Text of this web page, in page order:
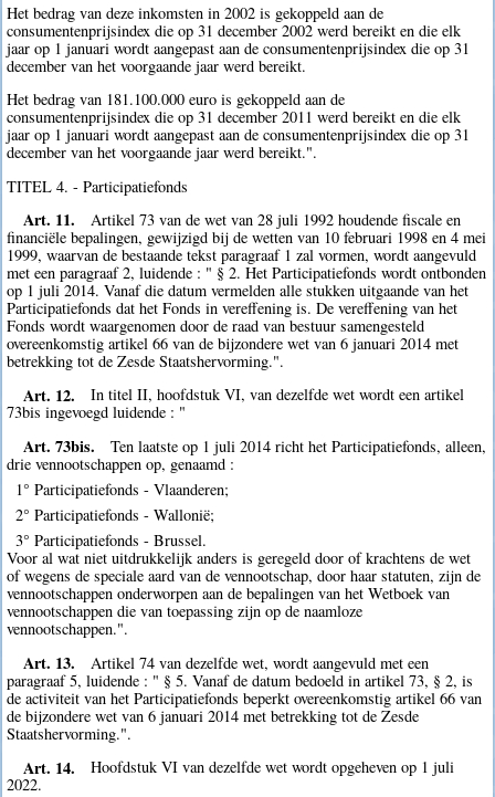
Het bedrag van deze inkomsten in 2002 is gekoppeld aan de
consumentenprijsindex die op 31 december 2002 werd bereikt en die elk
jaar op 1 januari wordt aangepast aan de consumentenprijsindex die op 31
december van het voorgaande jaar werd bereikt.
Het bedrag van 181.100.000 euro is gekoppeld aan de
consumentenprijsindex die op 31 december 2011 werd bereikt en die elk
jaar op 1 januari wordt aangepast aan de consumentenprijsindex die op 31
december van het voorgaande jaar werd bereikt.".
TITEL 4. - Participatiefonds
Art. 11.
Artikel 73 van de wet van 28 juli 1992 houdende fiscale en
financiële bepalingen, gewijzigd bij de wetten van 10 februari 1998 en 4 mei
1999, waarvan de bestaande tekst paragraaf 1 zal vormen, wordt aangevuld
met een paragraaf 2, luidende : " § 2. Het Participatiefonds wordt ontbonden
op 1 juli 2014. Vanaf die datum vermelden alle stukken uitgaande van het
Participatiefonds dat het Fonds in vereffening is. De vereffening van het
Fonds wordt waargenomen door de raad van bestuur samengesteld
overeenkomstig artikel 66 van de bijzondere wet van 6 januari 2014 met
betrekking tot de Zesde Staatshervorming.".
Art. 12.
In titel II, hoofdstuk VI, van dezelfde wet wordt een artikel
73bis ingevoegd luidende : "
Art. 73bis.
Ten laatste op 1 juli 2014 richt het Participatiefonds, alleen,
drie vennootschappen op, genaamd :
1° Participatiefonds - Vlaanderen;
2° Participatiefonds - Wallonië;
3° Participatiefonds - Brussel.
Voor al wat niet uitdrukkelijk anders is geregeld door of krachtens de wet
of wegens de speciale aard van de vennootschap, door haar statuten, zijn de
vennootschappen onderworpen aan de bepalingen van het Wetboek van
vennootschappen die van toepassing zijn op de naamloze
vennootschappen.".
Art. 13.
Artikel 74 van dezelfde wet, wordt aangevuld met een
paragraaf 5, luidende : " § 5. Vanaf de datum bedoeld in artikel 73, § 2, is
de activiteit van het Participatiefonds beperkt overeenkomstig artikel 66 van
de bijzondere wet van 6 januari 2014 met betrekking tot de Zesde
Staatshervorming.".
Art. 14.
Hoofdstuk VI van dezelfde wet wordt opgeheven op 1 juli
2022.